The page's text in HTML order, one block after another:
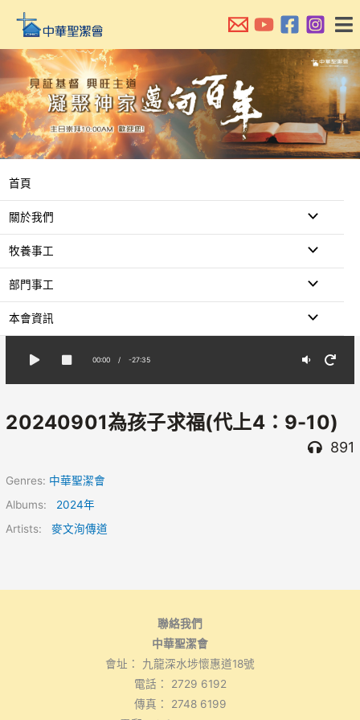
主
內
容
首頁
關於我們
牧養事工
部門事工
本會資訊
00:00 / -27:35
20240901為孩子求福(代上4：9-10)
891
Genres: 中華聖潔會
Albums: 2024年
Artists:麥文洵傳道
聯絡我們
中華聖潔會
會址： 九龍深水埗懷惠道18號
電話： 2729 6192
傳真： 2748 6199